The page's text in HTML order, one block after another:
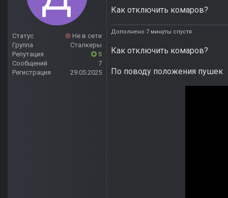
Статус
Не в сети
Группа
Сталкеры
Репутация
5
Сообщений
7
Регистрация
29.05.2025
Как отключить комаров?
Дополнено 7 минуты спустя
Как отключить комаров?
По поводу положения пушек